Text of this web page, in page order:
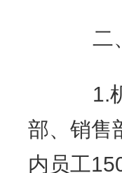
二、
1.机
部、销售
内员工